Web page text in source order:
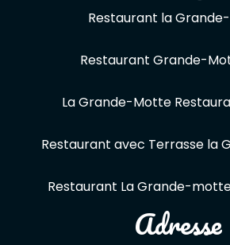
Restaurant la
Restaurant Grande-
La Grande-Motte
Restaurant avec Terrasse la
Restaurant La Grande-
Adresse